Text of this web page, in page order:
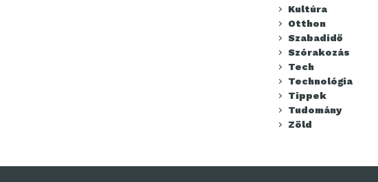
Kultúra
Otthon
Szabadidő
Szórakozás
Tech
Technológia
Tippek
Tudomány
Zöld